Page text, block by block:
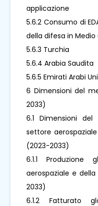
applicazione
5.6.2 Consumo di
della difesa in
5.6.3 Turchia
5.6.4 Arabia Saudita
5.6.5 Emirati Arabi
6 Dimensioni del
2033)
6.1 Dimensioni
settore
(2023-2033)
6.1.1 Produzione
aerospaziale e
2033)
6.1.2 Fatturato